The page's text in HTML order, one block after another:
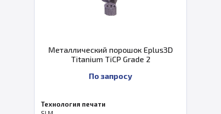
Металлический порошок Eplus3D
Titanium TiCP Grade 2
По запросу
Технология печати